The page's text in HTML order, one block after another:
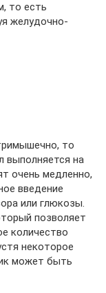
то есть
желудочно-
то
выполняется на
очень медленно,
введение
или глюкозы.
позволяет
количество
некоторое
может быть